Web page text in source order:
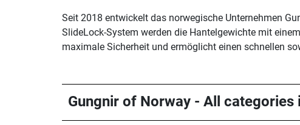
Seit 2018 entwickelt das norwegische Unternehmen
SlideLock-System werden die Hantelgewichte mit
maximale Sicherheit und ermöglicht einen schnellen
Gungnir of Norway - All categories